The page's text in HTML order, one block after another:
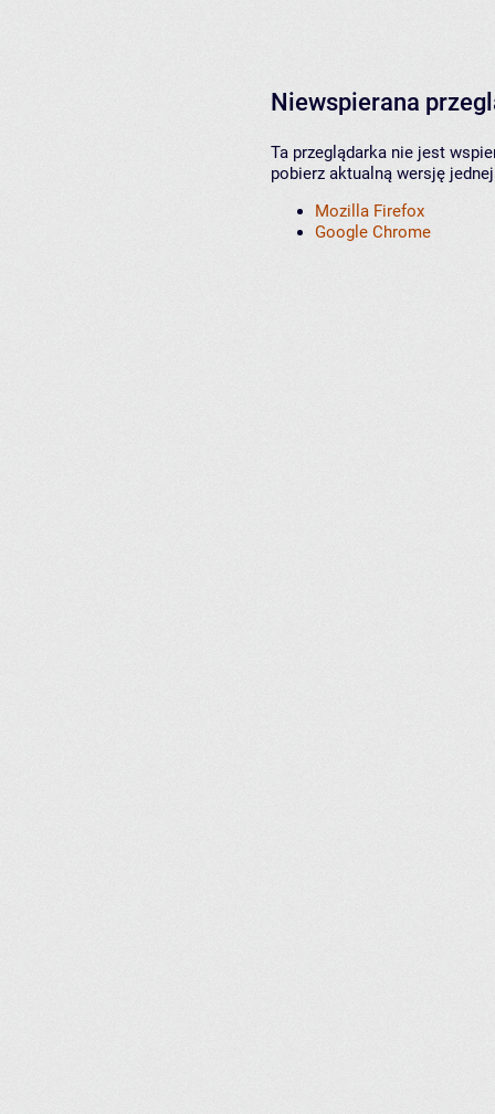
Niewspierana
Ta przeglądarka nie jest
pobierz aktualną wersję
Mozilla Firefox
Google Chrome